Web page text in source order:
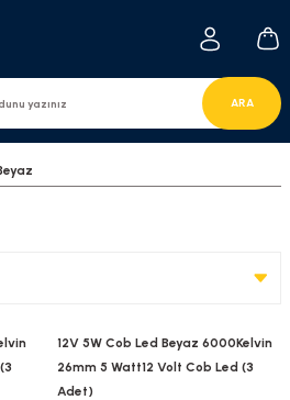
ARA
12V 5W Cob Led Beyaz 6000Kelvin
26mm 5 Watt12 Volt Cob Led (3
Adet)